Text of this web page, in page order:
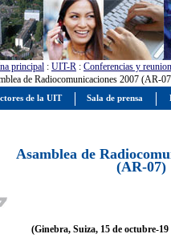
principal : UIT-R : Conferencias y
de Radiocomunicaciones 2007 (AR-
Asamblea de
(AR-07)
(Ginebra, Suiza, 15 de octubre-19
de la UIT Sala de prensa